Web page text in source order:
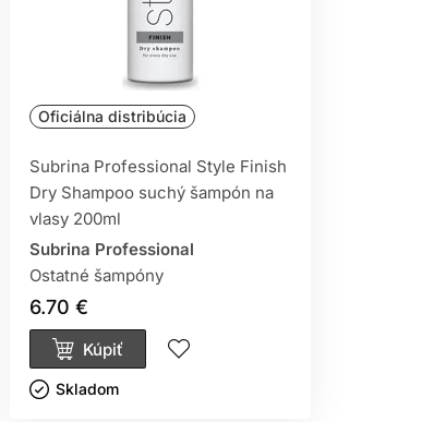
Oficiálna distribúcia
Subrina Professional Style Finish
Dry Shampoo suchý šampón na
vlasy 200ml
Subrina Professional
Ostatné šampóny
6.70 €
Kúpiť
Skladom ㅤ